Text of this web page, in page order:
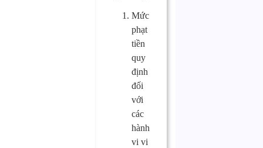
Mức
phạt
tiền
quy
định
đối
với
các
hành
vi vi